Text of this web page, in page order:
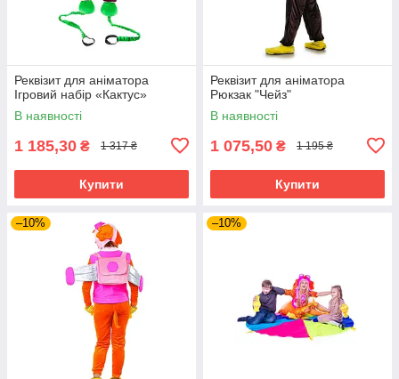
Реквізит для аніматора
Ігровий набір «Кактус»
В наявності
1 185,30 ₴ 1 317 ₴
Купити
Реквізит для аніматора
Рюкзак "Чейз"
В наявності
1 075,50 ₴ 1 195 ₴
Купити
–10% –10%